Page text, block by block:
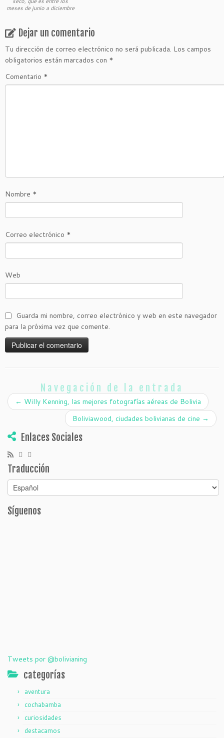
meses de junio a diciembre
Dejar un comentario
Tu dirección de correo electrónico no será publicada. Los campos
obligatorios están marcados con *
Comentario *
Nombre *
Correo electrónico *
Web
Guarda mi nombre, correo electrónico y web en este navegador
para la próxima vez que comente.
Navegación de la entrada
← Willy Kenning, las mejores fotografías aéreas de Bolivia
Boliviawood, ciudades bolivianas de cine →
Enlaces Sociales
Traducción
Síguenos
Tweets por @bolivianing
categorías
aventura
cochabamba
curiosidades
destacamos